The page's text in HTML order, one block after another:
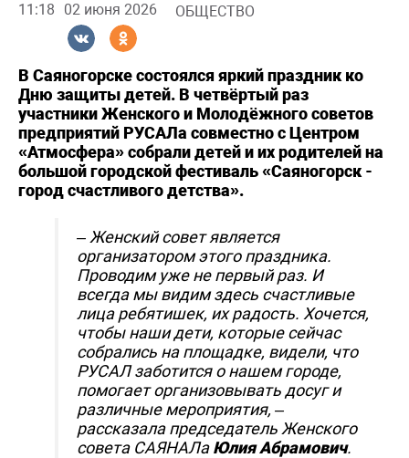
11:18 02 июня 2026 ОБЩЕСТВО
В Саяногорске состоялся яркий праздник ко
Дню защиты детей. В четвёртый раз
участники Женского и Молодёжного советов
предприятий РУСАЛа совместно с Центром
«Атмосфера» собрали детей и их родителей на
большой городской фестиваль «Саяногорск -
город счастливого детства».
– Женский совет является
организатором этого праздника.
Проводим уже не первый раз. И
всегда мы видим здесь счастливые
лица ребятишек, их радость. Хочется,
чтобы наши дети, которые сейчас
собрались на площадке, видели, что
РУСАЛ заботится о нашем городе,
помогает организовывать досуг и
различные мероприятия, –
рассказала председатель Женского
совета САЯНАЛаЮлия Абрамович.